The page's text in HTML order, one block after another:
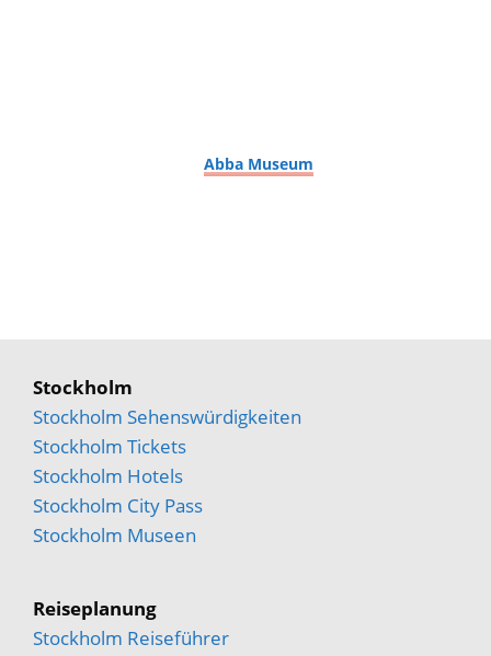
Abba Museum
Stockholm
Stockholm Sehenswürdigkeiten
Stockholm Tickets
Stockholm Hotels
Stockholm City Pass
Stockholm Museen
Reiseplanung
Stockholm Reiseführer